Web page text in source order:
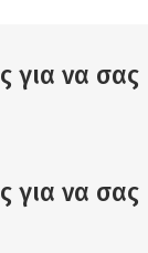
για να σας
για να σας